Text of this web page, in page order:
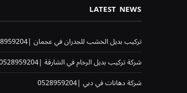
LATEST NEWS
تركيب بديل الخشب للجدران في عجمان |0528959204
شركة تركيب بديل الرخام في الشارقة |0528959204
شركة دهانات في دبي |0528959204